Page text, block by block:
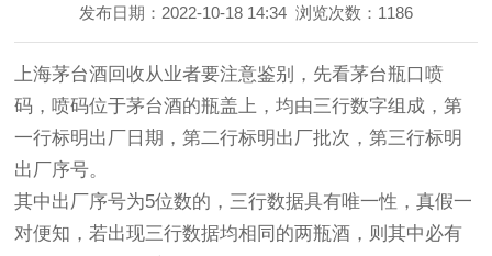
发布日期：2022-10-18 14:34 浏览次数： 1186
上海茅台酒回收从业者要注意鉴别，先看茅台瓶口喷
码，喷码位于茅台酒的瓶盖上，均由三行数字组成，第
一行标明出厂日期，第二行标明出厂批次，第三行标明
出厂序号。
其中出厂序号为5位数的，三行数据具有唯一性，真假一
对便知，若出现三行数据均相同的两瓶酒，则其中必有